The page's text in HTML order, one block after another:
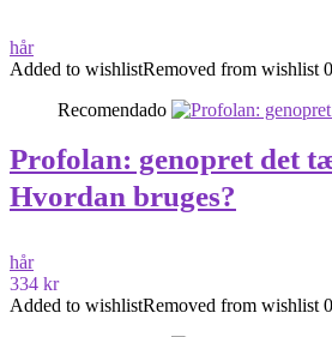
hår
Added to wishlistRemoved from wishlist 0
Recomendado
Profolan: genopret det
Hvordan bruges?
hår
334 kr
Added to wishlistRemoved from wishlist 0